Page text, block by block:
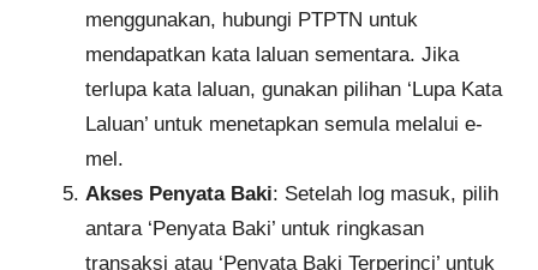
menggunakan, hubungi PTPTN untuk
mendapatkan kata laluan sementara. Jika
terlupa kata laluan, gunakan pilihan ‘Lupa Kata
Laluan’ untuk menetapkan semula melalui e-
mel.
Akses Penyata Baki: Setelah log masuk, pilih
antara ‘Penyata Baki’ untuk ringkasan
transaksi atau ‘Penyata Baki Terperinci’ untuk